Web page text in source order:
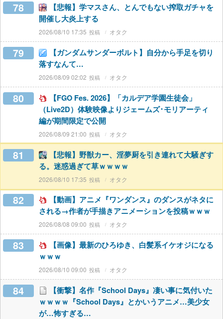
78
【悲報】学マスさん、とんでもない搾取ガチャを
開催し大炎上する
2026/08/10 17:35 オタク
79
【ガンダムサンダーボルト】自分から手足を切り
落すなんて…
2026/08/09 02:02 オタク
80
【FGO Fes. 2026】「カルデア学園生徒会」
（Live2D）体験映像よりジェームズ･モリアーティ
編が期間限定で公開
2026/08/09 21:00 オタク
81
【悲報】野獣カー、淫夢厨を引き連れて大騒ぎす
る。迷惑過ぎて草ｗｗｗｗ
2026/08/10 17:35 オタク
82
【動画】アニメ『ワンダンス』のダンスがネタに
される→作者が手描きアニメーションを投稿ｗｗｗ
2026/08/08 09:00 オタク
83
【画像】最新のひろゆき、白髪系イケオジになる
ｗｗｗ
2026/08/10 09:00 オタク
84
【衝撃】名作『School Days』凄い事に気付いた
ｗｗｗｗ『School Days』とかいうアニメ…美少女
が…怖すぎる…